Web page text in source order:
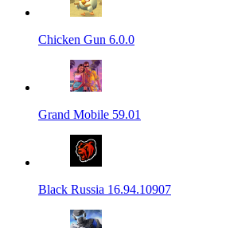
Chicken Gun 6.0.0
Grand Mobile 59.01
Black Russia 16.94.10907